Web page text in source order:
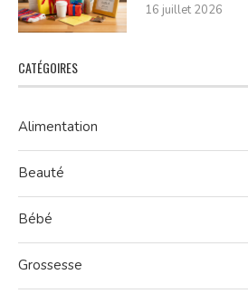
16 juillet 2026
CATÉGOIRES
Alimentation
Beauté
Bébé
Grossesse